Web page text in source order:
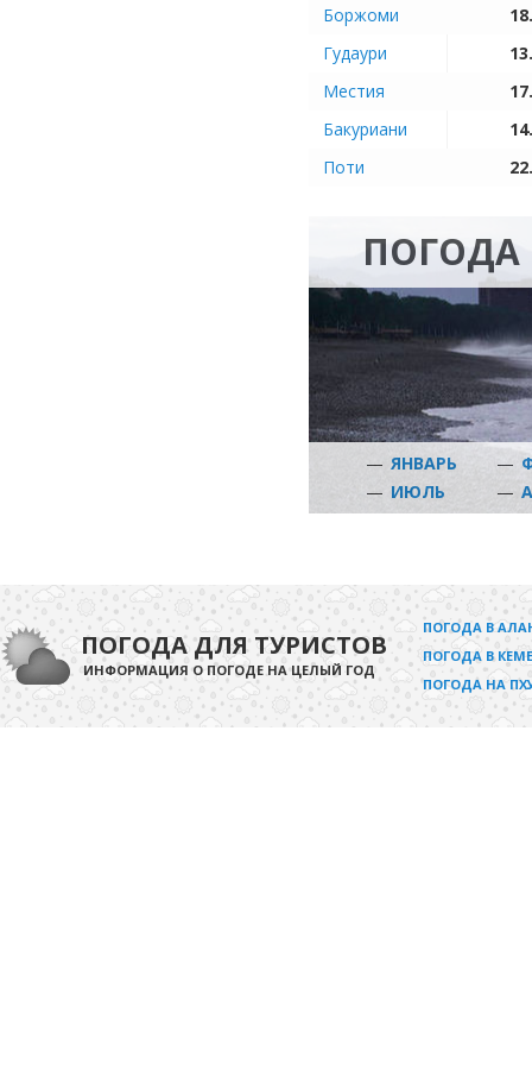
Боржоми
Гудаури
Местия
Бакуриани
Поти
ПОГОДА
— ЯНВАРЬ —
— ИЮЛЬ —
ПОГОДА ДЛЯ ТУРИСТОВ
ИНФОРМАЦИЯ О ПОГОДЕ НА ЦЕЛЫЙ ГОД
ПОГОДА В
ПОГОДА В
ПОГОДА НА